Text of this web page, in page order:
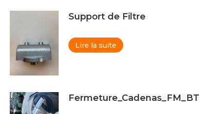
Support de Filtre
Lire la suite
Fermeture_Cadenas_FM_BT